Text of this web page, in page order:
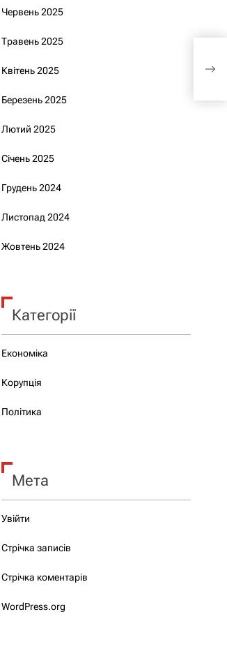
Червень 2025
Травень 2025
Квітень 2025
Березень 2025
Лютий 2025
Січень 2025
Грудень 2024
Листопад 2024
Жовтень 2024
Категорії
Економіка
Корупція
Політика
Мета
Увійти
Стрічка записів
Стрічка коментарів
WordPress.org
на